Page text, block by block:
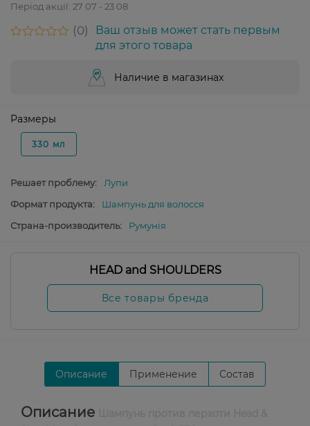
Період акції: 27 07 - 23 08
0
Ваш отзыв может стать первым
для этого товара
Наличие в магазинах
Размеры
330 мл
Решает проблему:
Лупи
Формат продукта:
Шампунь для волосся
Страна-производитель:
Румунія
HEAD and SHOULDERS
Все товары бренда
Описание Применение Состав
Описание